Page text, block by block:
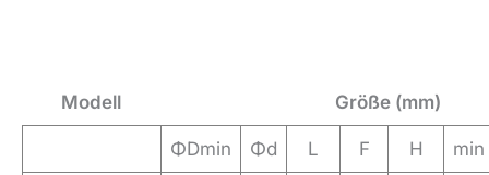
Modell Größe (mm)
ΦDmin Φd L F H min